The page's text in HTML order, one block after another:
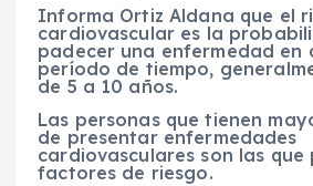
Informa Ortiz Aldana que el
cardiovascular es la
padecer una enfermedad en
período de tiempo,
de 5 a 10 años.
Las personas que tienen
de presentar enfermedades
cardiovasculares son las que
factores de riesgo.